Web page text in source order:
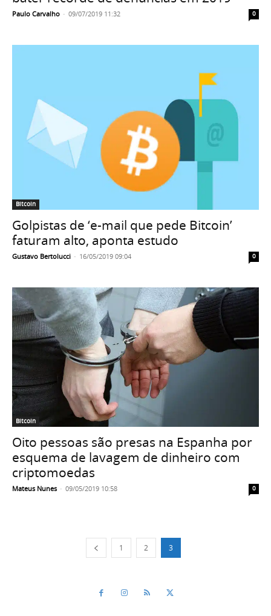
Paulo Carvalho - 09/07/2019 11:32 0
Bitcoin
Golpistas de ‘e-mail que pede Bitcoin’
faturam alto, aponta estudo
Gustavo Bertolucci - 16/05/2019 09:04 0
Bitcoin
Oito pessoas são presas na Espanha por
esquema de lavagem de dinheiro com
criptomoedas
Mateus Nunes - 09/05/2019 10:58 0
1 2 3